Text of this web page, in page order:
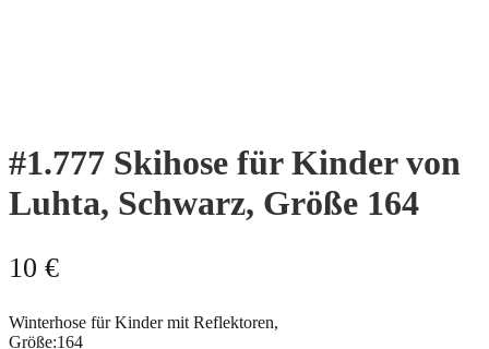
#1.777 Skihose für Kinder von
Luhta, Schwarz, Größe 164
10 €
Winterhose für Kinder mit Reflektoren,
Größe:164